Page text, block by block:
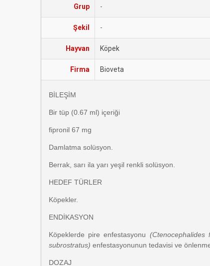
Grup -
Şekil -
Hayvan Köpek
Firma Bioveta
BİLEŞİM
Bir tüp (0.67 ml) içeriği
ﬁpronil 67 mg
Damlatma solüsyon.
Berrak, sarı ila yarı yeşil renkli solüsyon.
HEDEF TÜRLER
Köpekler.
ENDİKASYON
Köpeklerde pire enfestasyonu
subrostratus) enfestasyonunun tedavisi ve
DOZAJ